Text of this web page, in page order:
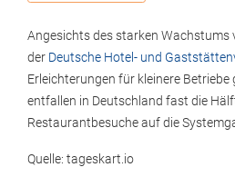
Angesichts des starken
der Deutsche Hotel- und
Erleichterungen für kleinere
entfallen in Deutschland fast die
Restaurantbesuche auf die
Quelle: tageskart.io